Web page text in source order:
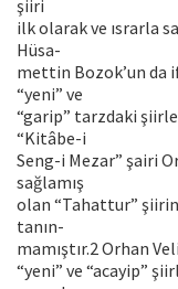
şiiri
ilk olarak ve ısrarla
Hüsa-
mettin Bozok’un da
“yeni” ve
“garip” tarzdaki
“Kitâbe-i
Seng-i Mezar” şairi
sağlamış
olan “Tahattur”
tanın-
mamıştır.2 Orhan
“yeni” ve “acayip”